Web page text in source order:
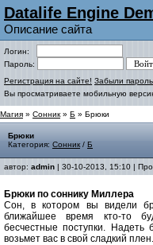
Datalife Engine
Описание сайта
Логин:
Пароль:
Регистрация на сайте! Забыли
Вы просматриваете мобильную
Магия » Сонник » Б » Брюки
Брюки
Категория: Сонник / Б
автор: admin | 30-10-2013, 15:10 |
Брюки по соннику Миллера
Сон, в котором вы видели
ближайшее время кто-то
бесчестные поступки.
возьмет вас в свой сладкий плен.